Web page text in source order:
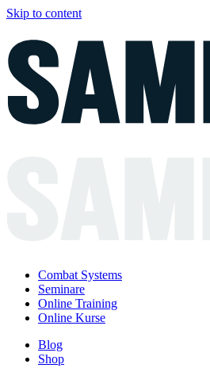
Skip to content
Combat Systems
Seminare
Online Training
Online Kurse
Blog
Shop